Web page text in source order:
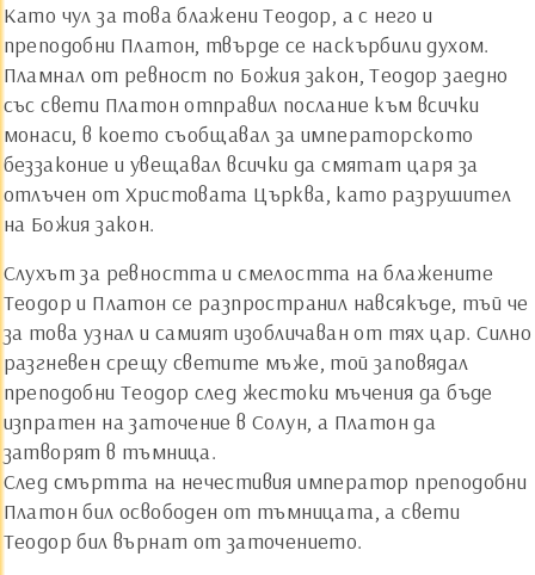
Като чул за това блажени Теодор, а с него и
преподобни Платон, твърде се наскърбили духом.
Пламнал от ревност по Божия закон, Теодор заедно
със свети Платон отправил послание към всички
монаси, в което съобщавал за императорското
беззаконие и увещавал всички да смятат царя за
отлъчен от Христовата Църква, като разрушител
на Божия закон.
Слухът за ревността и смелостта на блажените
Теодор и Платон се разпространил навсякъде, тъй че
за това узнал и самият изобличаван от тях цар. Силно
разгневен срещу светите мъже, той заповядал
преподобни Теодор след жестоки мъчения да бъде
изпратен на заточение в Солун, а Платон да
затворят в тъмница.
След смъртта на нечестивия император преподобни
Платон бил освободен от тъмницата, а свети
Теодор бил върнат от заточението.